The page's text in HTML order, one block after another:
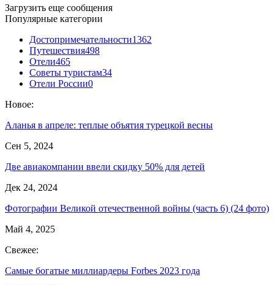
Загрузить еще сообщения
Популярные категории
Достопримечательности1362
Путешествия498
Отели465
Советы туристам34
Отели России0
Новое:
Аланья в апреле: теплые объятия турецкой весны
Сен 5, 2024
Две авиакомпании ввели скидку 50% для детей
Дек 24, 2024
Фотографии Великой отечественной войны (часть 6) (24 фото)
Май 4, 2025
Свежее:
Самые богатые миллиардеры Forbes 2023 года